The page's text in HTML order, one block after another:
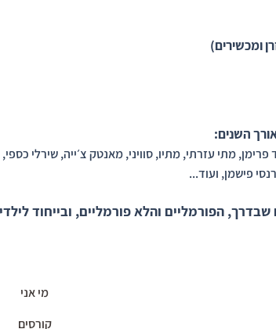
ומכשירים)
השנים:
מתי עזרתי, מתיו, סוויני, מאנטק צ׳ייה, שירלי
פישמן, ועוד...
הפורמליים והלא פורמליים, ובייחוד
מי אני
קורסים